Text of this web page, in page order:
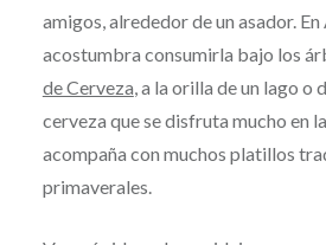
amigos, alrededor de un asador. En
acostumbra consumirla bajo los
de Cerveza, a la orilla de un lago o
cerveza que se disfruta mucho en
acompaña con muchos platillos
primaverales.